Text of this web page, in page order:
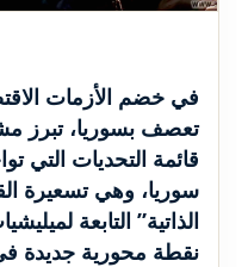
في خضم الأزمات
تعصف بسوريا، تبرز
قائمة التحديات
سوريا، وهي تسعيرة
الذاتية” التابعة
نقطة محورية جديدة في